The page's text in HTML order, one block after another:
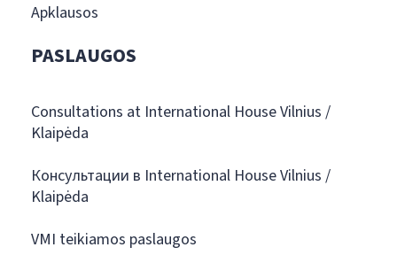
Apklausos
PASLAUGOS
Consultations at International House Vilnius /
Klaipėda
Консультации в International House Vilnius /
Klaipėda
VMI teikiamos paslaugos